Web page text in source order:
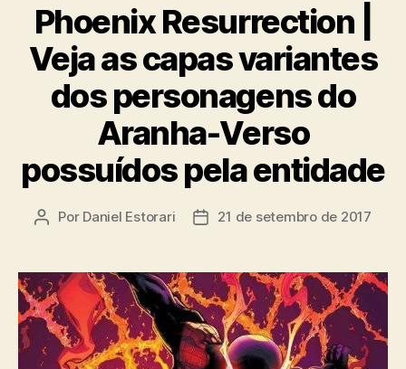
Phoenix Resurrection |
Veja as capas variantes
dos personagens do
Aranha-Verso
possuídos pela entidade
Autor
Por Daniel Estorari
Data21 de setembro de 2017